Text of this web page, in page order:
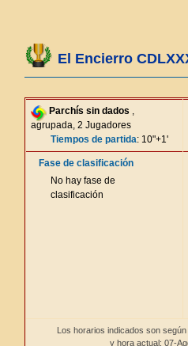
El Encierro
Parchís sin dados ,
agrupada, 2 Jugadores
Tiempos de partida: 10"+1'
Fase de clasificación
No hay fase de
clasificación
Los horarios indicados son
y hora actual: 07-